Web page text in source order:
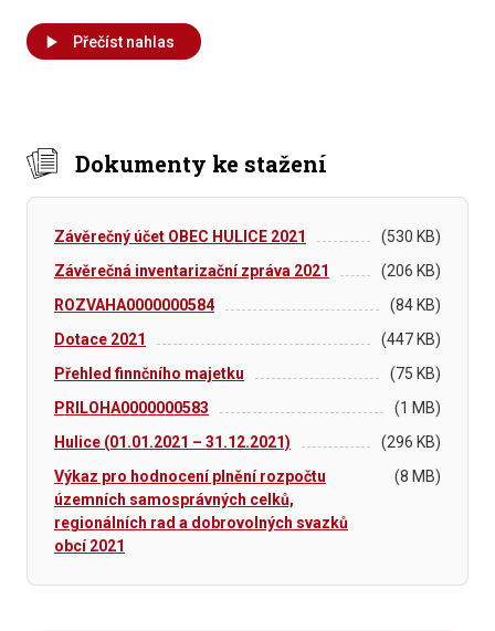
Přečíst nahlas
Dokumenty ke stažení
Závěrečný účet OBEC HULICE 2021
(530 KB)
Závěrečná inventarizační zpráva 2021
(206 KB)
ROZVAHA0000000584
(84 KB)
Dotace 2021
(447 KB)
Přehled finnčního majetku
(75 KB)
PRILOHA0000000583
(1 MB)
Hulice (01.01.2021 – 31.12.2021)
(296 KB)
Výkaz pro hodnocení plnění rozpočtu
územních samosprávných celků,
regionálních rad a dobrovolných svazků
obcí 2021
(8 MB)